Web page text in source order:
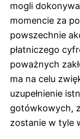
mogli
momencie za
powszechnie
płatniczego
poważnych
ma na celu
uzupełnienie
gotówkowych,
zostanie w tyle